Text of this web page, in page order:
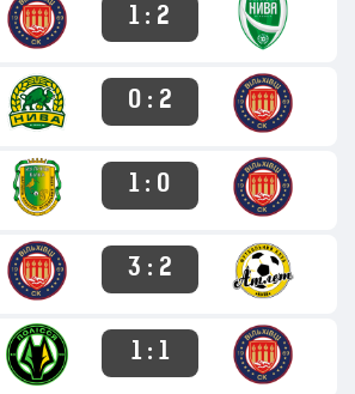
1 : 2
0 : 2
1 : 0
3 : 2
1 : 1